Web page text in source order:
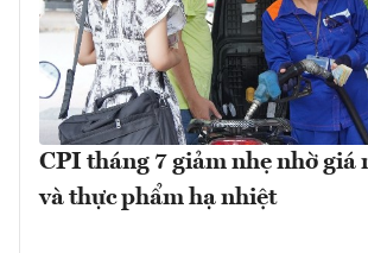
CPI tháng 7 giảm nhẹ nhờ giá
và thực phẩm hạ nhiệt